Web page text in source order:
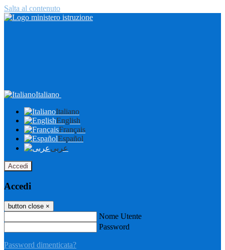
Salta al contenuto
Italiano
Italiano
English
Français
Español
عربى
Accedi
Accedi
button close ×
Nome Utente
Password
Password dimenticata?